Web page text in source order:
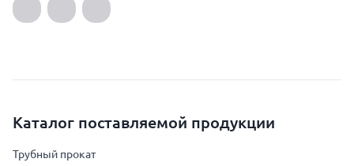
Каталог поставляемой продукции
Трубный прокат